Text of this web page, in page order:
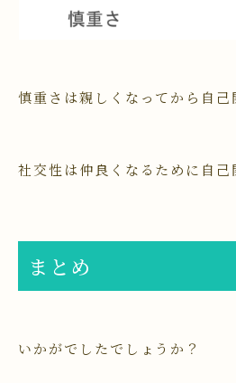
慎重さは親しくなってから自己
社交性は仲良くなるために自己
まとめ
いかがでしたでしょうか？